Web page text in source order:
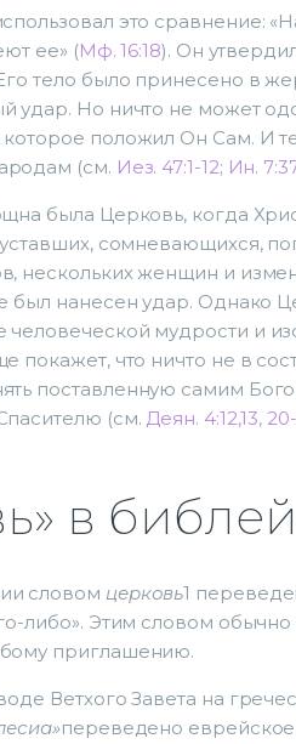
это сравнение:
ее» (Мф. 16:18). Он
тело было принесено в
удар. Но ничто не может
положил Он Сам. И
(см. Иез. 47:1-12; Ин.
была Церковь, когда
уставших, сомневающихся,
нескольких женщин и
был нанесен удар. Однако
мудрости и
покажет, что ничто не в
поставленную самим
(см. Деян. 4:12,13,
в
словом церковь1
либо». Этим словом
приглашению.
Ветхого Завета на
переведено